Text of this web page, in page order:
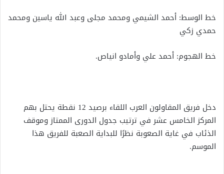
خط الوسط: أحمد الشيمي ومحمد مجلى وعبد الله ياسين ومحمد
حمدي زكي
خط الهجوم: أحمد علي وأمادو انياص.
دخل فريق المقاولون العرب اللقاء برصيد 12 نقطة يحتل بهم
المركز الخامس عشر في ترتيب جدول الدورى الممتاز وموقف
الذئاب في غاية الصعوبة نظرًا للبداية الصعبة للفريق هذا
الموسم.